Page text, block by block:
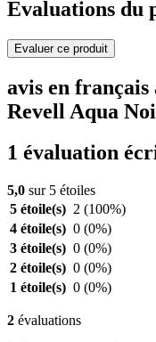
Evaluations du
Evaluer ce produit
avis en
Revell Aqua
1 évaluation
5,0 sur 5 étoiles
5 étoile(s) 2 (100%)
4 étoile(s) 0 (0%)
3 étoile(s) 0 (0%)
2 étoile(s) 0 (0%)
1 étoile(s) 0 (0%)
2 évaluations